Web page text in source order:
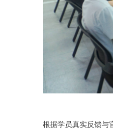
根据学员真实反馈与